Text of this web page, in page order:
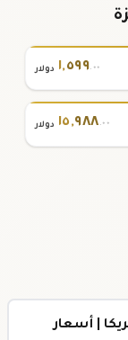
١,٥٩٩.٠٠ دولار
١٥,٩٨٨.٠٠ دولار
اليوم عيار ٢١ في أمريكا | أسعار